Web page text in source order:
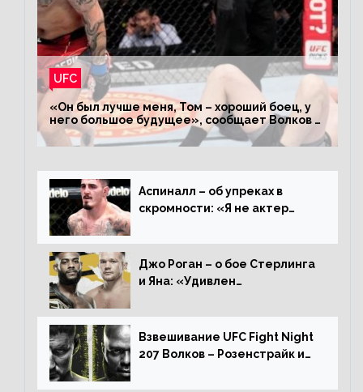
UFC
«Он был лучше меня, Том – хороший боец, у
него большое будущее», сообщает Волков –
о поражении Аспиналлу
Аспиналл – об упреках в
скромности: «Я не актер
дерьмо»
Джо Роган – о бое Стерлинга
и Яна: «Удивлен
Алджамейн определенно
выиграл»
Взвешивание UFC Fight Night
207 Волков – Розенстрайк и